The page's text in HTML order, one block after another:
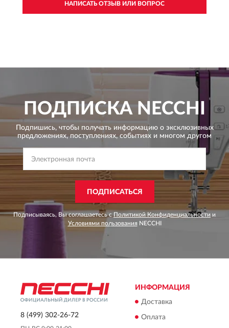
НАПИСАТЬ ОТЗЫВ ИЛИ ВОПРОС
ПОДПИСКАNECCHI
Подпишись, чтобы получать информацию о эксклюзивных
предложениях,поступлениях, событиях и многом другом
ПОДПИСАТЬСЯ
Подписываясь, Вы соглашаетесь с Политикой Конфиденциальности и
Условиями пользования NECCHI
8 (499) 302-26-72
ИНФОРМАЦИЯ
Доставка
Оплата